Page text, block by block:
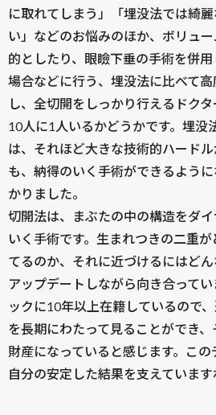
に取れてしまう」「埋没法では綺
い」などのお悩みのほか、ボリュ
的としたり、眼瞼下垂の手術を併
場合などに行う、埋没法に比べて
し、全切開をしっかり行えるドク
10人に1人いるかどうかです。埋没
は、それほど大きな技術的ハード
も、納得のいく手術ができるよう
かりました。
切開法は、まぶたの中の構造をダ
いく手術です。生まれつきの二重
てるのか、それに近づけるにはど
アップデートしながら向き合って
ックに10年以上在籍しているので
を長期にわたって見ることができ
財産になっていると感じます。こ
自分の安定した結果を支えています